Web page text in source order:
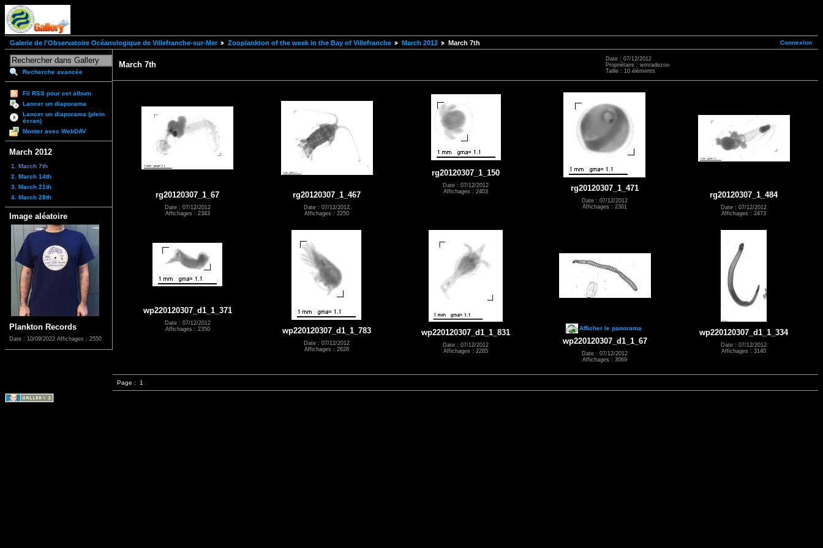
Connexion
Galerie de l'Observatoire Océanologique de Villefranche-sur-Mer Zooplankton of the week in the Bay of Villefranche March 2012 March 7th
Recherche avancée
Fil RSS pour cet album
Lancer un diaporama
Lancer un diaporama (plein
écran)
Monter avec WebDAV
March 2012
1. March 7th
2. March 14th
3. March 21th
4. March 28th
Image aléatoire
Plankton Records
Date : 10/09/2022 Affichages : 2550
March 7th
Date : 07/12/2012
Propriétaire : wmradezoo
Taille : 10 éléments
rg20120307_1_67
Date : 07/12/2012
Affichages : 2343
rg20120307_1_467
Date : 07/12/2012
Affichages : 2250
rg20120307_1_150
Date : 07/12/2012
Affichages : 2403
rg20120307_1_471
Date : 07/12/2012
Affichages : 2301
rg20120307_1_484
Date : 07/12/2012
Affichages : 2473
wp220120307_d1_1_371
Date : 07/12/2012
Affichages : 2350
wp220120307_d1_1_783
Date : 07/12/2012
Affichages : 2628
wp220120307_d1_1_831
Date : 07/12/2012
Affichages : 2285
Afficher le panorama
wp220120307_d1_1_67
Date : 07/12/2012
Affichages : 3069
wp220120307_d1_1_334
Date : 07/12/2012
Affichages : 3140
Page : 1